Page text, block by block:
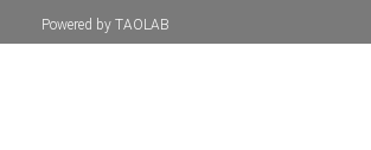
Powered by TAOLAB